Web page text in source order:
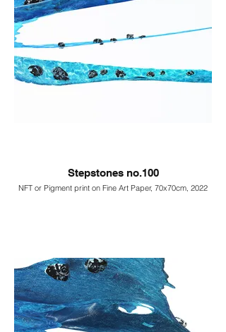
Stepstones no.100
NFT or Pigment print on Fine Art Paper, 70x70cm, 2022